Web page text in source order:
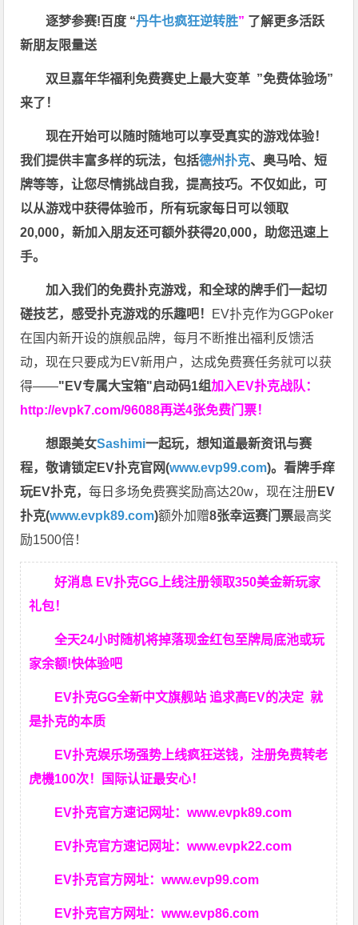
逐梦参赛!百度 “丹牛也疯狂逆转胜” 了解更多活跃
新朋友限量送
双旦嘉年华福利免费赛史上最大变革 ”免费体验场”
来了！
现在开始可以随时随地可以享受真实的游戏体验！
我们提供丰富多样的玩法，包括德州扑克、奥马哈、短
牌等等，让您尽情挑战自我，提高技巧。不仅如此， 可
以从游戏中获得体验币，所有玩家每日可以领取
20,000，新加入朋友还可额外获得20,000，助您迅速上
手。
加入我们的免费扑克游戏，和全球的牌手们一起切
磋技艺，感受扑克游戏的乐趣吧！ EV扑克作为GGPoker
在国内新开设的旗舰品牌，每月不断推出福利反馈活
动，现在只要成为EV新用户，达成免费赛任务就可以获
得——"EV专属大宝箱"启动码1组加入EV扑克战队：
http://evpk7.com/96088再送4张免费门票！
想跟美女Sashimi一起玩，想知道最新资讯与赛
程，敬请锁定EV扑克官网(www.evp99.com)。看牌手痒
玩EV扑克，每日多场免费赛奖励高达20w，现在注册EV
扑克(www.evpk89.com)额外加赠8张幸运赛门票最高奖
励1500倍！
好消息 EV扑克GG上线注册领取350美金新玩家
礼包！
全天24小时随机将掉落现金红包至牌局底池或玩
家余额!快体验吧
EV扑克GG全新中文旗舰站 追求高EV的决定就
是扑克的本质
EV扑克娱乐场强势上线疯狂送钱，注册免费转老
虎機100次！国际认证最安心！
EV扑克官方速记网址：www.evpk89.com
EV扑克官方速记网址：www.evpk22.com
EV扑克官方网址：www.evp99.com
EV扑克官方网址：www.evp86.com